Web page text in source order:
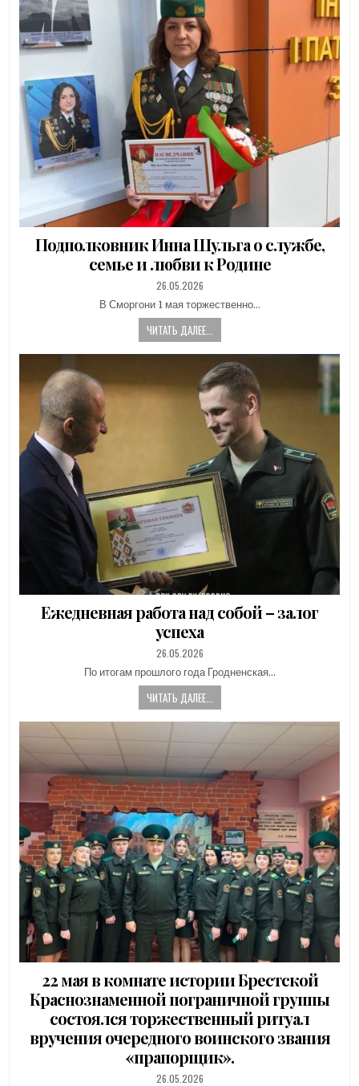
Подполковник Инна Шульга о службе,
семье и любви к Родине
PUBLISHED
DATE:
26.05.2026
В Сморгони 1 мая торжественно…
ЧИТАТЬ ДАЛЕЕ...
Ежедневная работа над собой – залог
успеха
PUBLISHED
DATE:
26.05.2026
По итогам прошлого года Гродненская…
ЧИТАТЬ ДАЛЕЕ...
22 мая в комнате истории Брестской
Краснознаменной пограничной группы
состоялся торжественный ритуал
вручения очередного воинского звания
«прапорщик».
PUBLISHED
26.05.2026